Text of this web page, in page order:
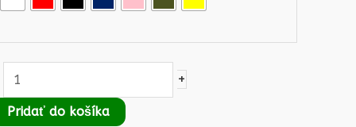
+
Pridať do košíka